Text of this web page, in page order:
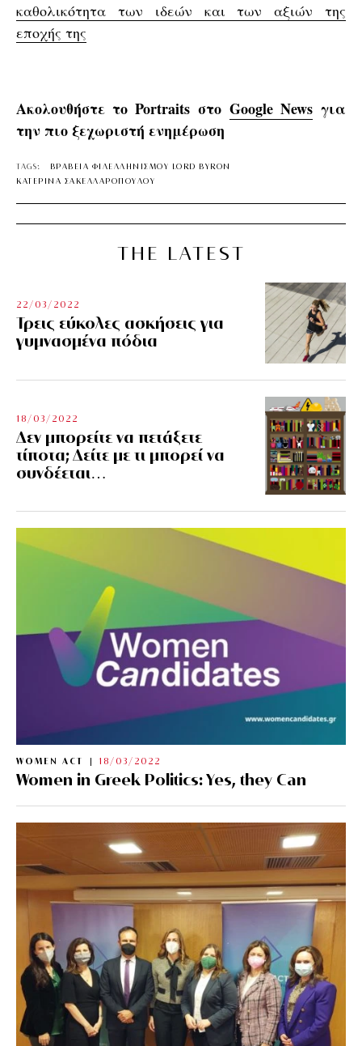
καθολικότητα των ιδεών και των αξιών της
εποχής της
Ακολουθήστε το Portraits στο Google Newsγια
την πιο ξεχωριστή ενημέρωση
TAGS:
ΒΡΑΒΕΙΑ ΦΙΛΕΛΛΗΝΙΣΜΟΥ LORD BYRON
ΚΑΤΕΡΙΝΑ ΣΑΚΕΛΛΑΡΟΠΟΥΛΟΥ
THE LATEST
22/03/2022
Τρεις εύκολες ασκήσεις για
γυμνασμένα πόδια
18/03/2022
Δεν μπορείτε να πετάξετε
τίποτα; Δείτε με τι μπορεί να
συνδέεται…
WOMEN ACT 18/03/2022
Women in Greek Politics: Yes, they Can